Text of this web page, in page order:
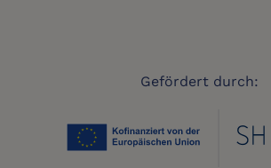
Gefördert durch: